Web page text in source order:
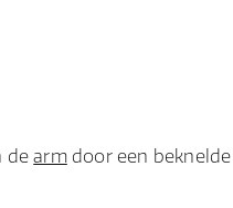
dearmdoor een